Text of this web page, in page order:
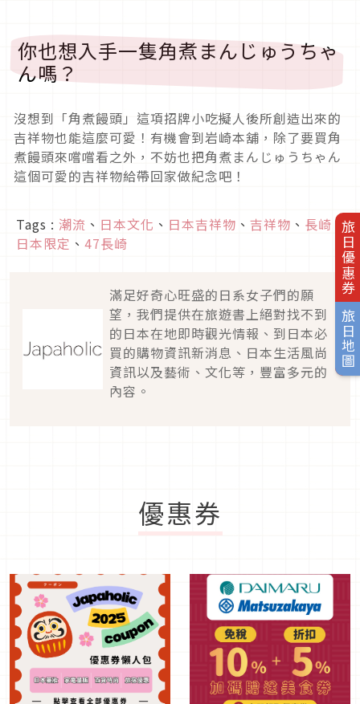
旅日優惠券
旅日地圖
你也想入手一隻角煮まんじゅうちゃ
ん嗎？
沒想到「角煮饅頭」這項招牌小吃擬人後所創造出來的
吉祥物也能這麼可愛！有機會到岩崎本舖，除了要買角
煮饅頭來嚐嚐看之外，不妨也把角煮まんじゅうちゃん
這個可愛的吉祥物給帶回家做紀念吧！
Tags : 潮流 、 日本文化 、 日本吉祥物 、 吉祥物 、 長崎 、
日本限定 、 47長崎
滿足好奇心旺盛的日系女子們的願
望，我們提供在旅遊書上絕對找不到
的日本在地即時觀光情報、到日本必
買的購物資訊新消息、日本生活風尚
資訊以及藝術、文化等，豐富多元的
內容。
優惠券